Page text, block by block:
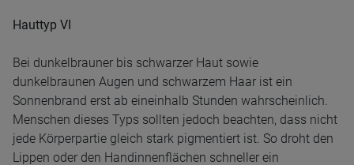
Hauttyp VI
Bei dunkelbrauner bis schwarzer Haut sowie
dunkelbraunen Augen und schwarzem Haar ist ein
Sonnenbrand erst ab eineinhalb Stunden wahrscheinlich.
Menschen dieses Typs sollten jedoch beachten, dass nicht
jede Körperpartie gleich stark pigmentiert ist. So droht den
Lippen oder den Handinnenflächen schneller ein